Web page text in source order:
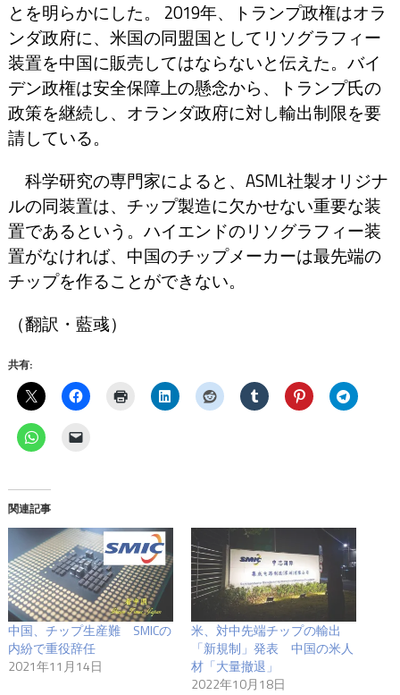
とを明らかにした。 2019年、トランプ政権はオラ
ンダ政府に、米国の同盟国としてリソグラフィー
装置を中国に販売してはならないと伝えた。バイ
デン政権は安全保障上の懸念から、トランプ氏の
政策を継続し、オランダ政府に対し輸出制限を要
請している。
科学研究の専門家によると、ASML社製オリジナ
ルの同装置は、チップ製造に欠かせない重要な装
置であるという。ハイエンドのリソグラフィー装
置がなければ、中国のチップメーカーは最先端の
チップを作ることができない。
（翻訳・藍彧）
共有:
関連記事
中国、チップ生産難 SMICの
内紛で重役辞任
2021年11月14日
米、対中先端チップの輸出
「新規制」発表 中国の米人
材「大量撤退」
2022年10月18日